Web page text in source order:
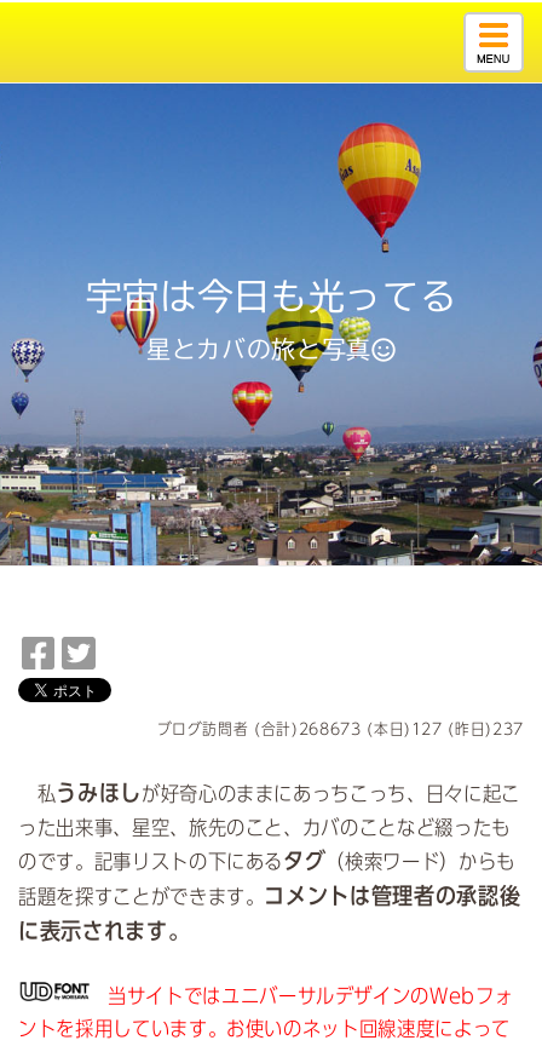
宇宙は今日も光ってる
星とカバの旅と写真
a
c
o
o
k
で
シ
ェ
w
i
e
で
シ
ェ
ア
ブログ訪問者 (合計)268673 (本日)127 (昨日)237
私うみほしが好奇心のままにあっちこっち、日々に起こ
った出来事、星空、旅先のこと、カバのことなど綴ったも
のです。記事リストの下にあるタグ （検索ワード）からも
話題を探すことができます。 コメントは管理者の承認後
に表示されます。
当サイトではユニバーサルデザインのWebフォ
ントを採用しています。お使いのネット回線速度によって